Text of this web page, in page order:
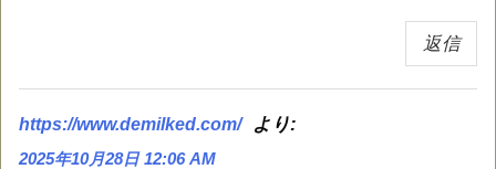
返信
https://www.demilked.com/ より:
2025年10月28日 12:06 AM